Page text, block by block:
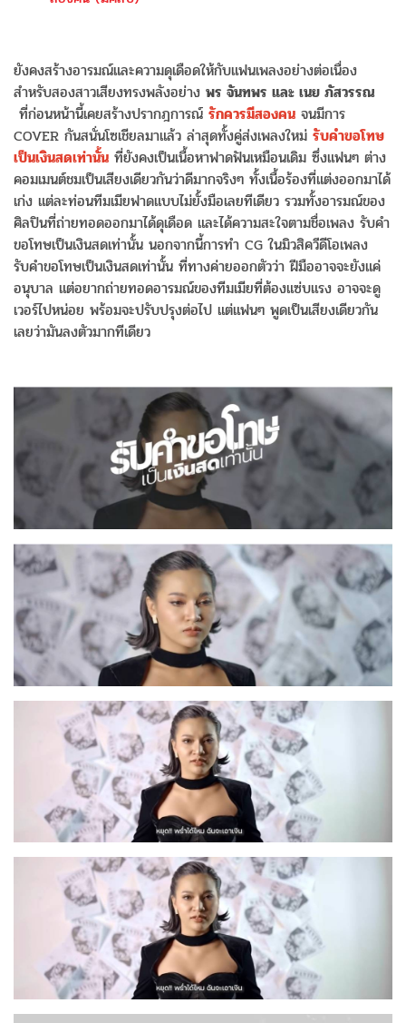
ยังคงสร้างอารมณ์และความดุเดือดให้กับแฟนเพลงอย่างต่อเนื่อง
สำหรับสองสาวเสียงทรงพลังอย่าง พร จันทพร และ เนย ภัสวรรณ
ที่ก่อนหน้านี้เคยสร้างปรากฎการณ์ รักควรมีสองคน จนมีการ
COVER กันสนั่นโซเชียลมาแล้ว ล่าสุดทั้งคู่ส่งเพลงใหม่ รับคำขอโทษ
เป็นเงินสดเท่านั้น ที่ยังคงเป็นเนื้อหาฟาดฟันเหมือนเดิม ซึ่งแฟนๆ ต่าง
คอมเมนต์ชมเป็นเสียงเดียวกันว่าดีมากจริงๆ ทั้งเนื้อร้องที่แต่งออกมาได้
เก่ง แต่ละท่อนทีมเมียฟาดแบบไม่ยั้งมือเลยทีเดียว รวมทั้งอารมณ์ของ
ศิลปินที่ถ่ายทอดออกมาได้ดุเดือด และได้ความสะใจตามชื่อเพลง รับคำ
ขอโทษเป็นเงินสดเท่านั้น นอกจากนี้การทำ CG ในมิวสิควีดีโอเพลง
รับคำขอโทษเป็นเงินสดเท่านั้น ที่ทางค่ายออกตัวว่า ฝีมืออาจจะยังแค่
อนุบาล แต่อยากถ่ายทอดอารมณ์ของทีมเมียที่ต้องแซ่บแรง อาจจะดู
เวอร์ไปหน่อย พร้อมจะปรับปรุงต่อไป แต่แฟนๆ พูดเป็นเสียงเดียวกัน
เลยว่ามันลงตัวมากทีเดียว